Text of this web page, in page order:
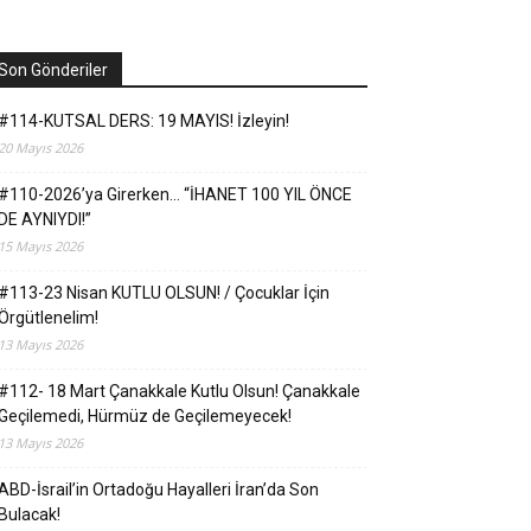
Gönderiler
KUTSAL DERS: 19 MAYIS! İzleyin!
Mayıs 2026
2026’ya Girerken… “İHANET 100 YIL ÖNCE
AYNIYDI!”
Mayıs 2026
23 Nisan KUTLU OLSUN! / Çocuklar İçin
Mayıs 2026
18 Mart Çanakkale Kutlu Olsun! Çanakkale
Hürmüz de Geçilemeyecek!
Mayıs 2026
İsrail’in Ortadoğu Hayalleri İran’da Son